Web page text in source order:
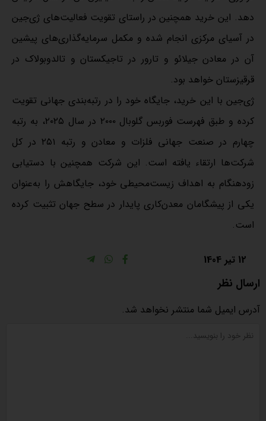
دهد. این خرید همچنین در راستای تقویت فعالیت‌های ژی‌جین
در آسیای مرکزی انجام شده و مکمل سرمایه‌گذاری‌های پیشین
آن در معادن جیلائو و تارور در تاجیکستان و تالدوبولاک در
قرقیزستان خواهد بود.
ژی‌جین با این خرید، جایگاه خود را در رتبه‌بندی جهانی تقویت
کرده و طبق فهرست فوربس گلوبال ۲۰۰۰ در سال ۲۰۲۵، به رتبه
چهارم در صنعت جهانی فلزات و معادن و رتبه ۲۵۱ در کل
شرکت‌ها ارتقاء یافته است. این شرکت همچنین با دستیابی
زودهنگام به اهداف زیست‌محیطی خود، جایگاهش را به‌عنوان
یکی از پیشگامان معدن‌کاری پایدار در سطح جهان تثبیت کرده
است.
12 تیر 1404
ارسال نظر
آدرس ایمیل شما منتشر نخواهد شد.